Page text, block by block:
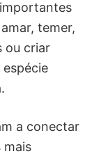
temer,
ou criar
a conectar
mais